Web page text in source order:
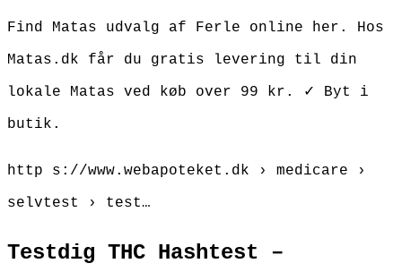
Find Matas udvalg af Ferle online her. Hos
Matas.dk får du gratis levering til din
lokale Matas ved køb over 99 kr. ✓ Byt i
butik.
http s://www.webapoteket.dk › medicare ›
selvtest › test…
Testdig THC Hashtest –